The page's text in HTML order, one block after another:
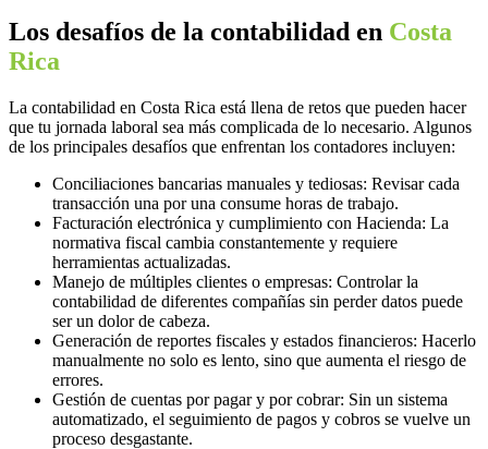
Los desafíos de la contabilidad en Costa
Rica
La contabilidad en Costa Rica está llena de retos que pueden hacer
que tu jornada laboral sea más complicada de lo necesario. Algunos
de los principales desafíos que enfrentan los contadores incluyen:
Conciliaciones bancarias manuales y tediosas: Revisar cada
transacción una por una consume horas de trabajo.
Facturación electrónica y cumplimiento con Hacienda: La
normativa fiscal cambia constantemente y requiere
herramientas actualizadas.
Manejo de múltiples clientes o empresas: Controlar la
contabilidad de diferentes compañías sin perder datos puede
ser un dolor de cabeza.
Generación de reportes fiscales y estados financieros: Hacerlo
manualmente no solo es lento, sino que aumenta el riesgo de
errores.
Gestión de cuentas por pagar y por cobrar: Sin un sistema
automatizado, el seguimiento de pagos y cobros se vuelve un
proceso desgastante.